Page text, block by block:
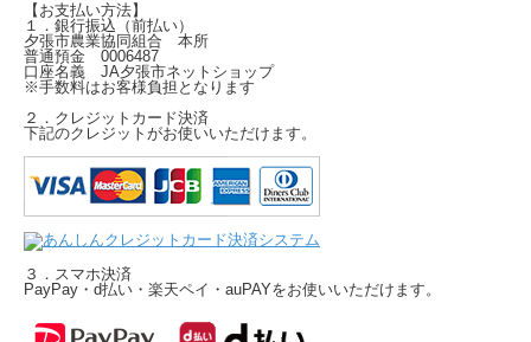
【お支払い方法】
１．銀行振込（前払い）
夕張市農業協同組合 本所
普通預金 0006487
口座名義 JA夕張市ネットショップ
※手数料はお客様負担となります
２．クレジットカード決済
下記のクレジットがお使いいただけます。
３．スマホ決済
PayPay・d払い・楽天ペイ・auPAYをお使いいただけます。